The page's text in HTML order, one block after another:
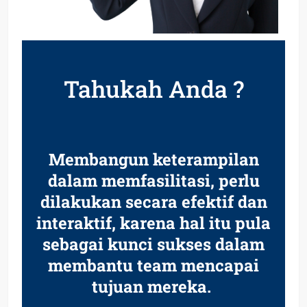
Tahukah Anda ?
Membangun keterampilan
dalam memfasilitasi, perlu
dilakukan secara efektif dan
interaktif, karena hal itu pula
sebagai kunci sukses dalam
membantu team mencapai
tujuan mereka.